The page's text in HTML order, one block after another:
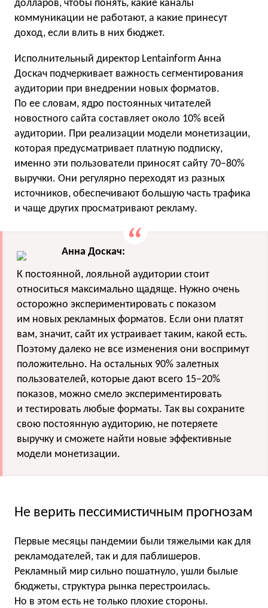
долларов, чтобы понять, какие каналы
коммуникации не работают, а какие принесут
доход, если влить в них бюджет.
Исполнительный директор Lentainform Анна
Доскач подчеркивает важность сегментирования
аудитории при внедрении новых форматов.
По ее словам, ядро постоянных читателей
новостного сайта составляет около 10% всей
аудитории. При реализации модели монетизации,
которая предусматривает платную подписку,
именно эти пользователи приносят сайту 70−80%
выручки. Они регулярно переходят из разных
источников, обеспечивают большую часть трафика
и чаще других просматривают рекламу.
Анна Доскач:
К постоянной, лояльной аудитории стоит
относиться максимально щадяще. Нужно очень
осторожно экспериментировать с показом
им новых рекламных форматов. Если они платят
вам, значит, сайт их устраивает таким, какой есть.
Поэтому далеко не все изменения они воспримут
положительно. На остальных 90% залетных
пользователей, которые дают всего 15−20%
показов, можно смело экспериментировать
и тестировать любые форматы. Так вы сохраните
свою постоянную аудиторию, не потеряете
выручку и сможете найти новые эффективные
модели монетизации.
Не верить пессимистичным прогнозам
Первые месяцы пандемии были тяжелыми как для
рекламодателей, так и для паблишеров.
Рекламный мир сильно пошатнуло, ушли былые
бюджеты, структура рынка перестроилась.
Но в этом есть не только плохие стороны.